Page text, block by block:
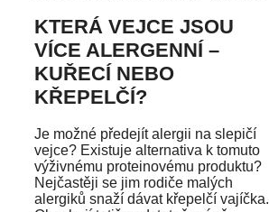
KTERÁ VEJCE JSOU
VÍCE ALERGENNÍ –
KUŘECÍ NEBO
KŘEPELČÍ?
Je možné předejít alergii na slepičí
vejce? Existuje alternativa k tomuto
výživnému proteinovému produktu?
Nejčastěji se jim rodiče malých
alergiků snaží dávat křepelčí vajíčka.